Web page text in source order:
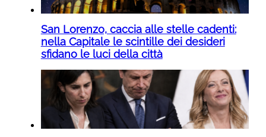
San Lorenzo, caccia alle stelle cadenti:
nella Capitale le scintille dei desideri
sfidano le luci della città